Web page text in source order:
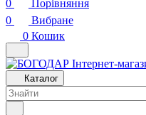
0
Порівняння
0
Вибране
0 Кошик
Каталог